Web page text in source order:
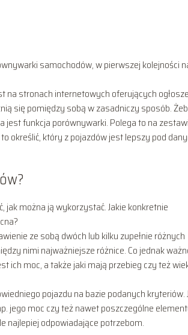
samochodów, w pierwszej kolejności
na stronach internetowych oferujących
się pomiędzy sobą w zasadniczy sposób.
jest funkcja porównywarki. Polega to na
określić, który z pojazdów jest lepszy pod
można ją wykorzystać. Jakie konkretnie
ze sobą dwóch lub kilku zupełnie różnych
nimi najważniejsze różnice. Co jednak
ich moc, a także jaki mają przebieg czy też
pojazdu na bazie podanych kryteriów.
jego moc czy też nawet poszczególne
najlepiej odpowiadające potrzebom.